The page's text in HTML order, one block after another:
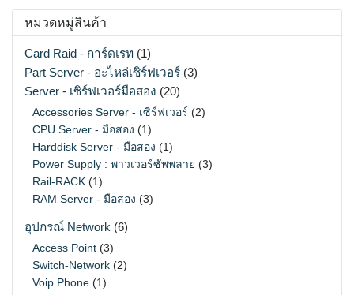
หมวดหมู่สินค้า
Card Raid - การ์ดเรท (1)
Part Server - อะไหล่เซิร์ฟเวอร์ (3)
Server - เซิร์ฟเวอร์มือสอง (20)
Accessories Server - เซิร์ฟเวอร์ (2)
CPU Server - มือสอง (1)
Harddisk Server - มือสอง (1)
Power Supply : พาวเวอร์ซัพพลาย (3)
Rail-RACK (1)
RAM Server - มือสอง (3)
อุปกรณ์ Network (6)
Access Point (3)
Switch-Network (2)
Voip Phone (1)